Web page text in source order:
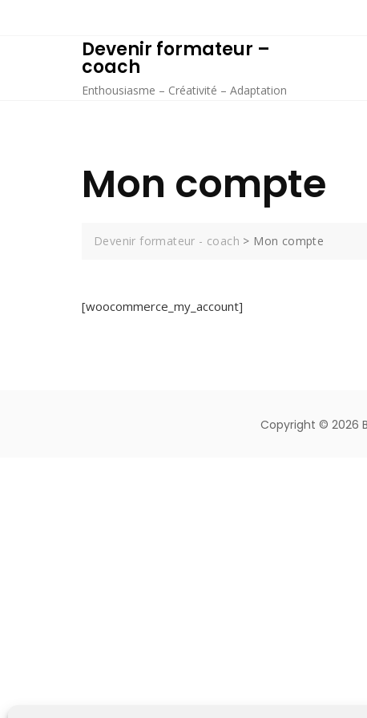
Devenir formateur –
coach
Enthousiasme – Créativité – Adaptation
Mon compte
Devenir formateur - coach > Mon compte
[woocommerce_my_account]
Copyright © 2026